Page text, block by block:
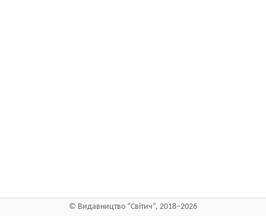
© Видавництво “Світич”, 2018–2026